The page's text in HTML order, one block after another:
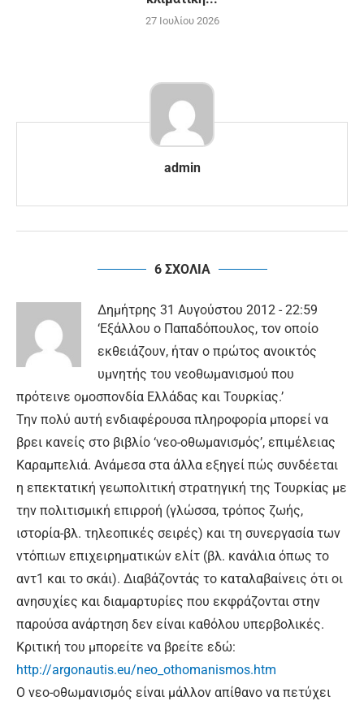
27 Ιουλίου 2026
admin
6 ΣΧΟΛΙΑ
Δημήτρης 31 Αυγούστου 2012 - 22:59
‘Εξάλλου ο Παπαδόπουλος, τον οποίο
εκθειάζουν, ήταν ο πρώτος ανοικτός
υμνητής του νεοθωμανισμού που
πρότεινε ομοσπονδία Ελλάδας και Τουρκίας.’
Την πολύ αυτή ενδιαφέρουσα πληροφορία μπορεί να
βρει κανείς στο βιβλίο ‘νεο-οθωμανισμός’, επιμέλειας
Καραμπελιά. Ανάμεσα στα άλλα εξηγεί πώς συνδέεται
η επεκτατική γεωπολιτική στρατηγική της Τουρκίας με
την πολιτισμική επιρροή (γλώσσα, τρόπος ζωής,
ιστορία-βλ. τηλεοπικές σειρές) και τη συνεργασία των
ντόπιων επιχειρηματικών ελίτ (βλ. κανάλια όπως το
αντ1 και το σκάι). Διαβάζοντάς το καταλαβαίνεις ότι οι
ανησυχίες και διαμαρτυρίες που εκφράζονται στην
παρούσα ανάρτηση δεν είναι καθόλου υπερβολικές.
Κριτική του μπορείτε να βρείτε εδώ:
http://argonautis.eu/neo_othomanismos.htm
O νεο-οθωμανισμός είναι μάλλον απίθανο να πετύχει